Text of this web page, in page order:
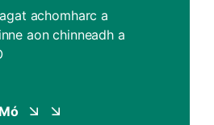
achomharc a
aon chinneadh a